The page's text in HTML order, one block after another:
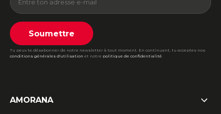
Soumettre
Tu peux te désabonner de notre newsletter à tout moment. En continuant, tu acceptes nos
conditions générales d'utilisation et notre politique de confidentialité.
AMORANA